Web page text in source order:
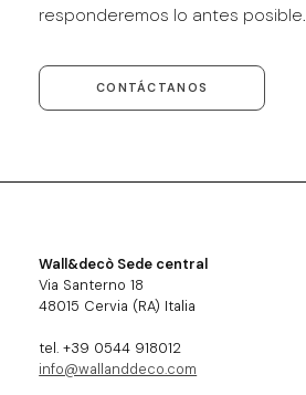
responderemos lo antes posible.
CONTÁCTANOS
Wall&decò Sede central
Via Santerno 18
48015 Cervia (RA) Italia
tel. +39 0544 918012
info@wallanddeco.com